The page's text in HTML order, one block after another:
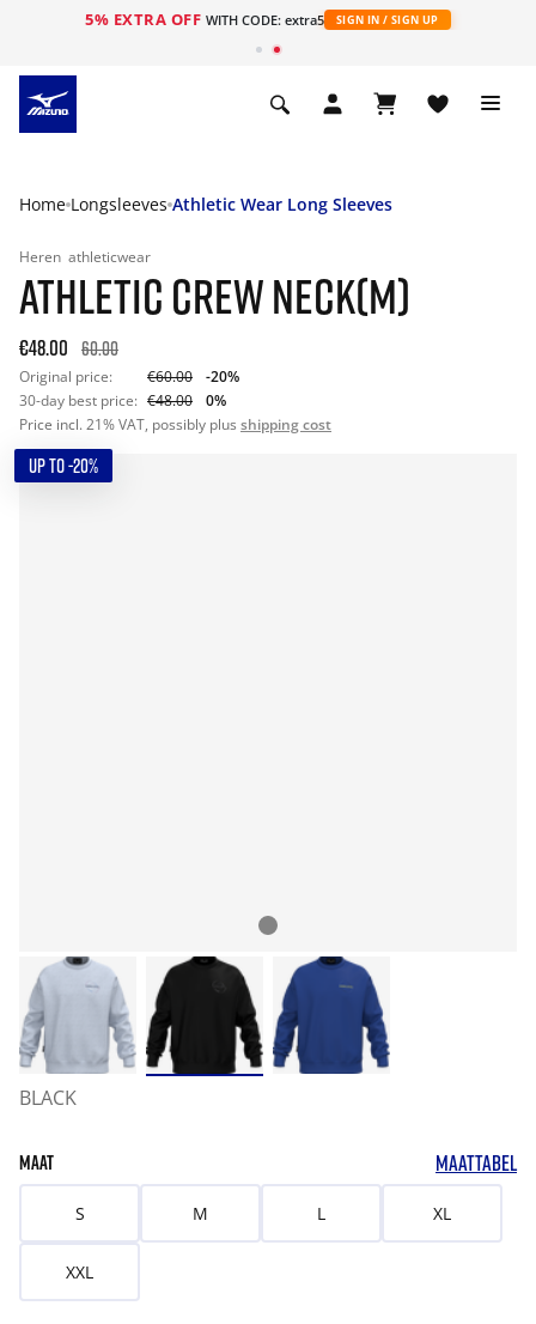
5% EXTRA OFF WITH CODE: extra5 SIGN IN / SIGN UP
Home Longsleeves Athletic Wear Long Sleeves
Heren athleticwear
ATHLETIC CREW NECK(M)
€48.00 60.00
Original price: €60.00
-20%
30-day best price: €48.00
0%
Price incl. 21% VAT, possibly plus shipping cost
UP TO -20%
BLACK
MAAT MAATTABEL
S M L XL
XXL